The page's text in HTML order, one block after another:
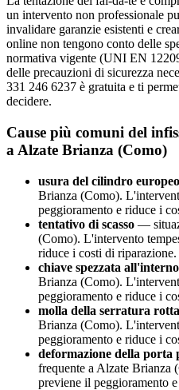
un intervento non professionale
invalidare garanzie esistenti e
online non tengono conto delle
normativa vigente (UNI EN
delle precauzioni di sicurezza
331 246 6237 è gratuita e ti
decidere.
Cause più comuni del
a Alzate Brianza (Como)
usura del cilindro europeo
Brianza (Como).
peggioramento e riduce i
tentativo di scasso —
(Como). L'intervento
riduce i costi di riparazione.
chiave spezzata all'interno
Brianza (Como).
peggioramento e riduce i
molla della serratura rotta
Brianza (Como).
peggioramento e riduce i
deformazione della porta
frequente a Alzate Brianza
previene il peggioramento